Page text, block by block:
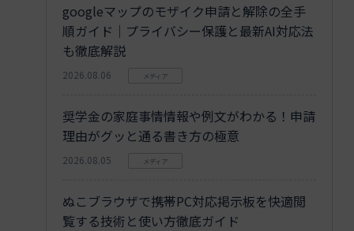
googleマップのモザイク申請と解除の全手
順ガイド｜プライバシー保護と最新AI対応法
も徹底解説
2026.08.06 メディア
奨学金の家庭事情情報や例文がわかる！申請
理由がグッと通る書き方の極意
2026.08.05 メディア
ぬこブラウザで携帯PC対応掲示板を快適閲
覧する技術と使い方徹底ガイド